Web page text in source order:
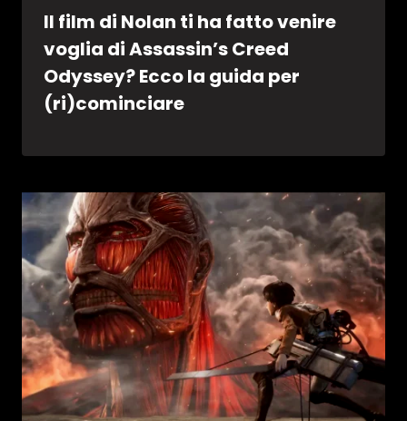
Il film di Nolan ti ha fatto venire
voglia di Assassin’s Creed
Odyssey? Ecco la guida per
(ri)cominciare